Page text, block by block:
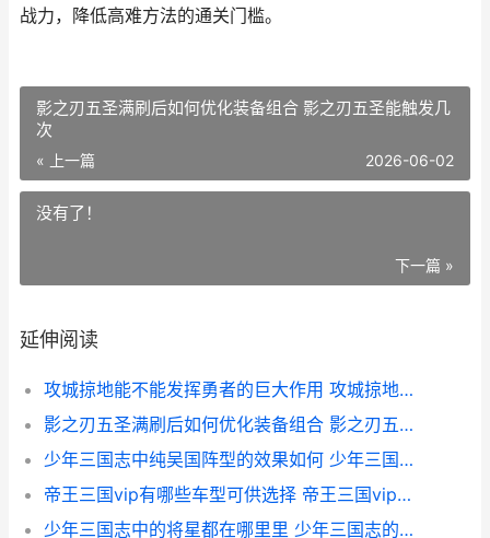
战力，降低高难方法的通关门槛。
影之刃五圣满刷后如何优化装备组合 影之刃五圣能触发几
次
« 上一篇 2026-06-02
没有了！
下一篇 »
延伸阅读
攻城掠地能不能发挥勇者的巨大作用 攻城掠地功能开放条件
影之刃五圣满刷后如何优化装备组合 影之刃五圣能触发几次
少年三国志中纯吴国阵型的效果如何 少年三国志最高品质
帝王三国vip有哪些车型可供选择 帝王三国vip有哪几个
少年三国志中的将星都在哪里里 少年三国志的武将品质排行